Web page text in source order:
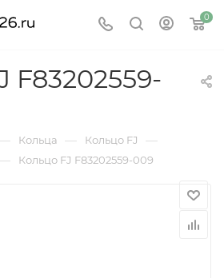
0
F83202559-
Кольца — Кольцо FJ —
Кольцо FJ F83202559-009